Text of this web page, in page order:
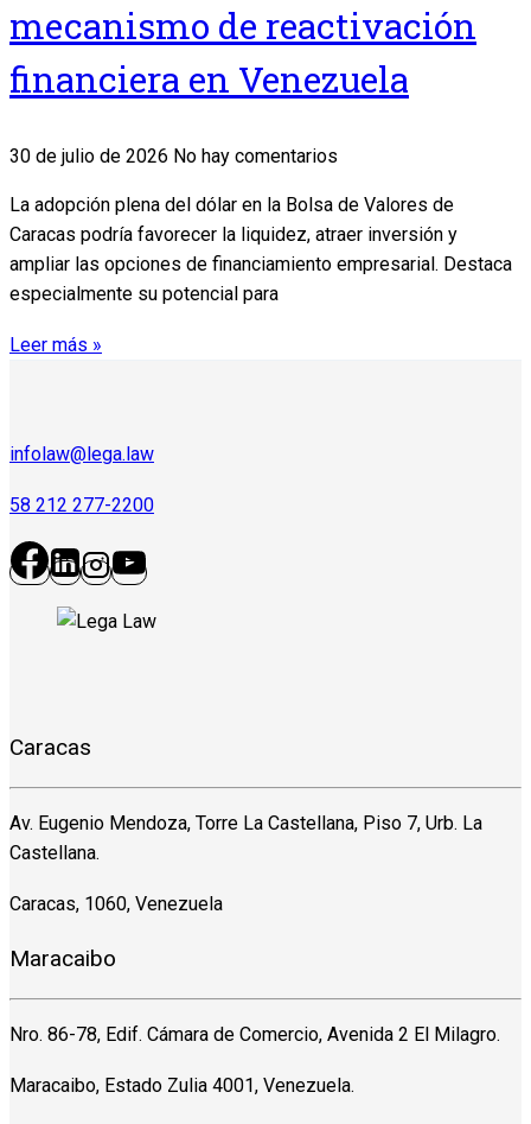
mecanismo de reactivación
financiera en Venezuela
30 de julio de 2026 No hay comentarios
La adopción plena del dólar en la Bolsa de Valores de
Caracas podría favorecer la liquidez, atraer inversión y
ampliar las opciones de financiamiento empresarial. Destaca
especialmente su potencial para
Leer más »
infolaw@lega.law
58 212 277-2200
Caracas
Av. Eugenio Mendoza, Torre La Castellana, Piso 7, Urb. La
Castellana.
Caracas, 1060, Venezuela
Maracaibo
Nro. 86-78, Edif. Cámara de Comercio, Avenida 2 El Milagro.
Maracaibo, Estado Zulia 4001, Venezuela.